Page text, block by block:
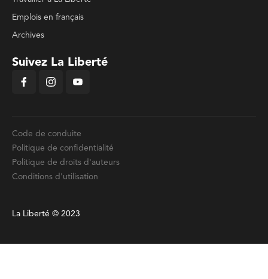
Emplois en français
Archives
Suivez La Liberté
Code de conduite
Politique de confidentialité
Politique de droits d'auteurs
Conditions d'utilisation
La Liberté © 2023